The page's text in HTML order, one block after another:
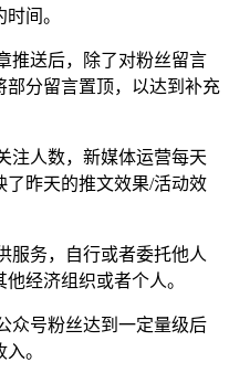
间。
推送后，除了对粉丝留言
分留言置顶，以达到补充
注人数，新媒体运营每天
昨天的推文效果/活动效
服务，自行或者委托他人
经济组织或者个人。
众号粉丝达到一定量级后
。